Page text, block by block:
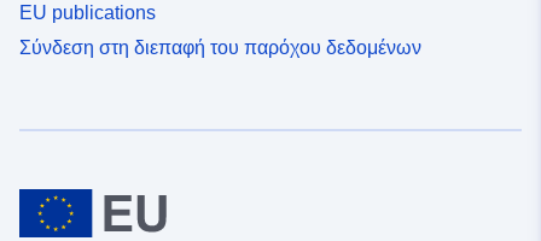
EU publications
Σύνδεση στη διεπαφή του παρόχου δεδομένων